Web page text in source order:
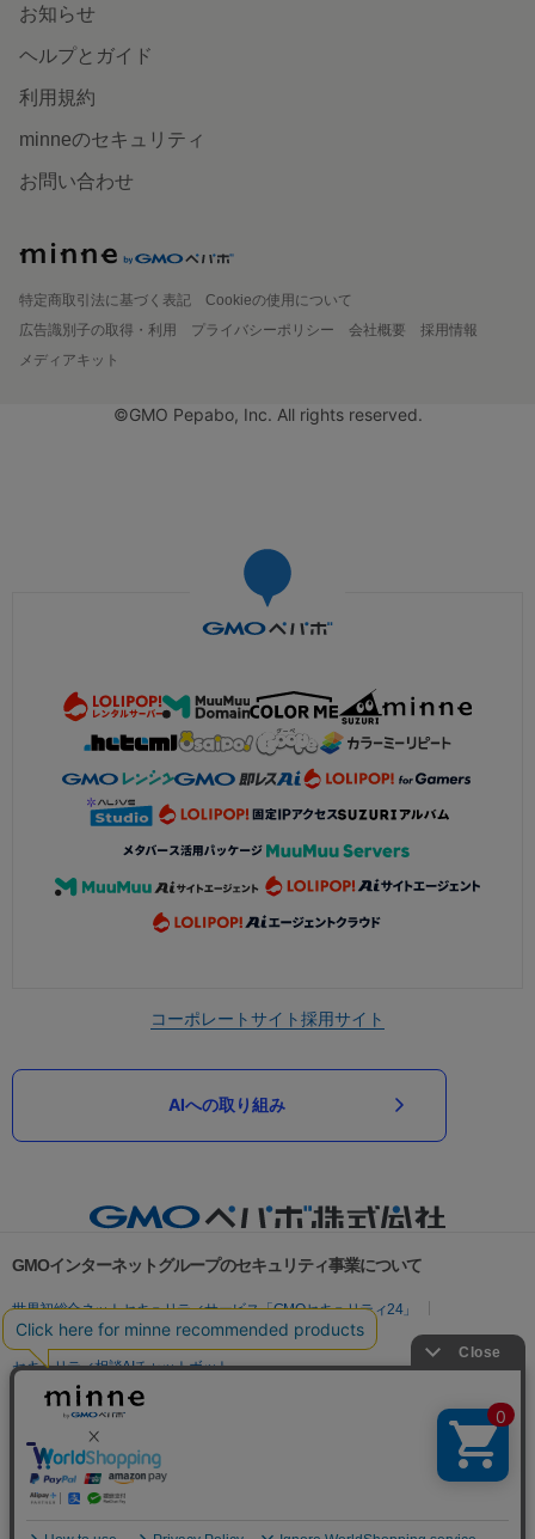
お知らせ
ヘルプとガイド
利用規約
minneのセキュリティ
お問い合わせ
特定商取引法に基づく表記
Cookieの使用について
広告識別子の取得・利用
プライバシーポリシー 会社概要
採用情報
メディアキット
©GMO Pepabo, Inc. All rights reserved.
コーポレートサイト採用サイト
AIへの取り組み
GMOインターネットグループのセキュリティ事業について
世界初総合ネットセキュリティサービス「GMOセキュリティ24」
パスワード漏洩診断
Webサイトリスク診断
セキュリティ相談AIチャットボット
実在証明・盗聴対策
サイバー攻撃対策（GMO Flatt Security）
セキュリティ事業の軌跡